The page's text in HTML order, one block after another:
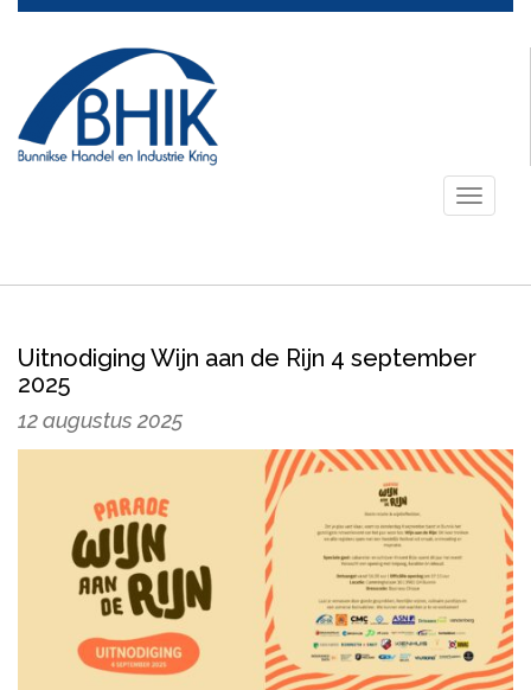
Toggle
Uitnodiging Wijn aan de Rijn 4 september
2025
12 augustus 2025